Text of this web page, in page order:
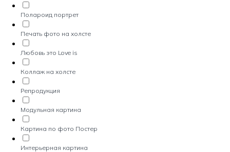
Полароид портрет
Печать фото на холсте
Любовь это Love is
Коллаж на холсте
Репродукция
Модульная картина
Картина по фото Постер
Интерьерная картина